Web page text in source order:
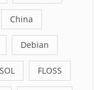
China
Debian
FLOSS